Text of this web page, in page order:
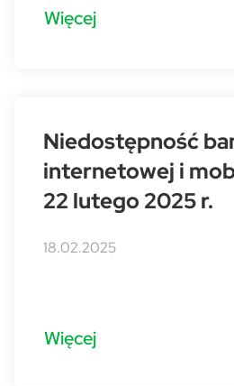
Więcej
Niedostępność
internetowej i
22 lutego 2025 r.
18.02.2025
Więcej